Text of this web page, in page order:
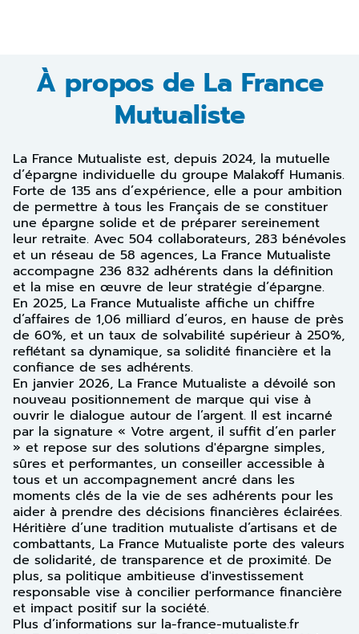
À propos de La France
Mutualiste
La France Mutualiste est, depuis 2024, la mutuelle
d’épargne individuelle du groupe Malakoff Humanis.
Forte de 135 ans d’expérience, elle a pour ambition
de permettre à tous les Français de se constituer
une épargne solide et de préparer sereinement
leur retraite. Avec 504 collaborateurs, 283 bénévoles
et un réseau de 58 agences, La France Mutualiste
accompagne 236 832 adhérents dans la définition
et la mise en œuvre de leur stratégie d’épargne.
En 2025, La France Mutualiste affiche un chiffre
d’affaires de 1,06 milliard d’euros, en hause de près
de 60%, et un taux de solvabilité supérieur à 250%,
reflétant sa dynamique, sa solidité financière et la
confiance de ses adhérents.
En janvier 2026, La France Mutualiste a dévoilé son
nouveau positionnement de marque qui vise à
ouvrir le dialogue autour de l’argent. Il est incarné
par la signature « Votre argent, il suffit d’en parler
» et repose sur des solutions d'épargne simples,
sûres et performantes, un conseiller accessible à
tous et un accompagnement ancré dans les
moments clés de la vie de ses adhérents pour les
aider à prendre des décisions financières éclairées.
Héritière d’une tradition mutualiste d’artisans et de
combattants, La France Mutualiste porte des valeurs
de solidarité, de transparence et de proximité. De
plus, sa politique ambitieuse d'investissement
responsable vise à concilier performance financière
et impact positif sur la société.
Plus d’informations sur la-france-mutualiste.fr